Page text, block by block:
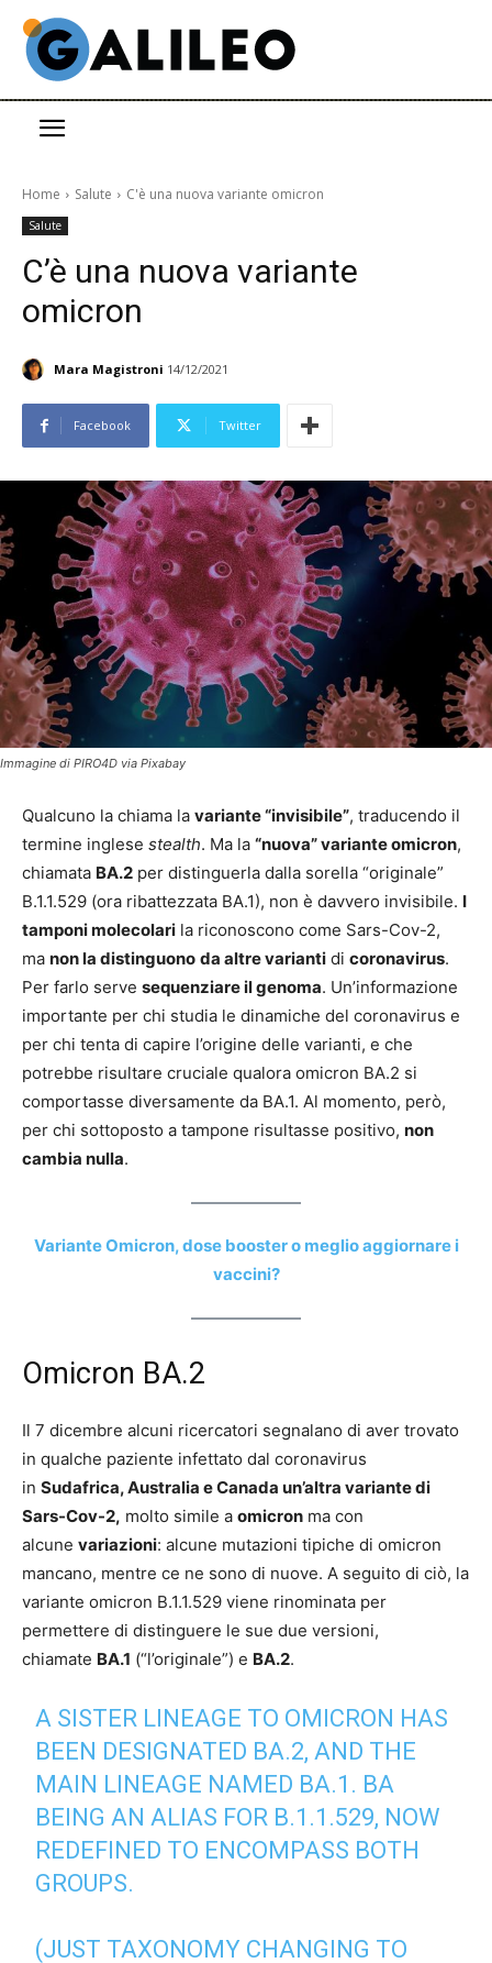
Home Salute C'è una nuova variante omicron
Salute
C’è una nuova variante
omicron
Mara Magistroni 14/12/2021
Facebook Twitter
Immagine di PIRO4D via Pixabay
Qualcuno la chiama la variante “invisibile”, traducendo il
termine inglese stealth. Ma la “nuova” variante omicron,
chiamata BA.2 per distinguerla dalla sorella “originale”
B.1.1.529 (ora ribattezzata BA.1), non è davvero invisibile. I
tamponi molecolari la riconoscono come Sars-Cov-2,
ma non la distinguono da altre varianti di coronavirus.
Per farlo serve sequenziare il genoma. Un’informazione
importante per chi studia le dinamiche del coronavirus e
per chi tenta di capire l’origine delle varianti, e che
potrebbe risultare cruciale qualora omicron BA.2 si
comportasse diversamente da BA.1. Al momento, però,
per chi sottoposto a tampone risultasse positivo, non
cambia nulla.
Variante Omicron, dose booster o meglio aggiornare i
vaccini?
Omicron BA.2
Il 7 dicembre alcuni ricercatori segnalano di aver trovato
in qualche paziente infettato dal coronavirus
in Sudafrica, Australia e Canada un’altra variante di
Sars-Cov-2, molto simile a omicron ma con
alcune variazioni: alcune mutazioni tipiche di omicron
mancano, mentre ce ne sono di nuove. A seguito di ciò, la
variante omicron B.1.1.529 viene rinominata per
permettere di distinguere le sue due versioni,
chiamate BA.1 (“l’originale”) e BA.2.
A SISTER LINEAGE TO OMICRON HAS
BEEN DESIGNATED BA.2, AND THE
MAIN LINEAGE NAMED BA.1. BA
BEING AN ALIAS FOR B.1.1.529, NOW
REDEFINED TO ENCOMPASS BOTH
GROUPS.
(JUST TAXONOMY CHANGING TO